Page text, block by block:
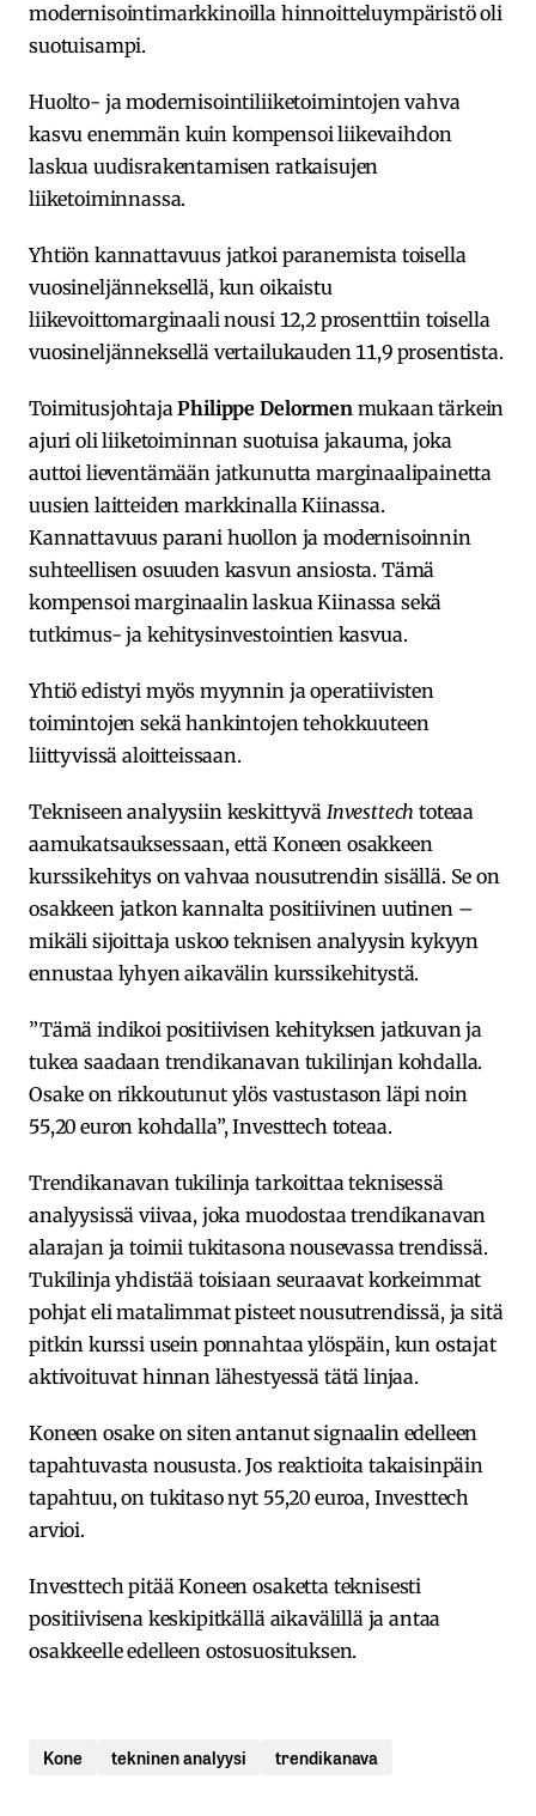
modernisointimarkkinoilla hinnoitteluympäristö oli
suotuisampi.
Huolto- ja modernisointiliiketoimintojen vahva
kasvu enemmän kuin kompensoi liikevaihdon
laskua uudisrakentamisen ratkaisujen
liiketoiminnassa.
Yhtiön kannattavuus jatkoi paranemista toisella
vuosineljänneksellä, kun oikaistu
liikevoittomarginaali nousi 12,2 prosenttiin toisella
vuosineljänneksellä vertailukauden 11,9 prosentista.
ToimitusjohtajaPhilippe Delormen mukaan tärkein
ajuri oli liiketoiminnan suotuisa jakauma, joka
auttoi lieventämään jatkunutta marginaalipainetta
uusien laitteiden markkinalla Kiinassa.
Kannattavuus parani huollon ja modernisoinnin
suhteellisen osuuden kasvun ansiosta. Tämä
kompensoi marginaalin laskua Kiinassa sekä
tutkimus- ja kehitysinvestointien kasvua.
Yhtiö edistyi myös myynnin ja operatiivisten
toimintojen sekä hankintojen tehokkuuteen
liittyvissä aloitteissaan.
Tekniseen analyysiin keskittyvä Investtech toteaa
aamukatsauksessaan, että Koneen osakkeen
kurssikehitys on vahvaa nousutrendin sisällä. Se on
osakkeen jatkon kannalta positiivinen uutinen –
mikäli sijoittaja uskoo teknisen analyysin kykyyn
ennustaa lyhyen aikavälin kurssikehitystä.
”Tämä indikoi positiivisen kehityksen jatkuvan ja
tukea saadaan trendikanavan tukilinjan kohdalla.
Osake on rikkoutunut ylös vastustason läpi noin
55,20 euron kohdalla”, Investtech toteaa.
Trendikanavan tukilinja tarkoittaa teknisessä
analyysissä viivaa, joka muodostaa trendikanavan
alarajan ja toimii tukitasona nousevassa trendissä.
Tukilinja yhdistää toisiaan seuraavat korkeimmat
pohjat eli matalimmat pisteet nousutrendissä, ja sitä
pitkin kurssi usein ponnahtaa ylöspäin, kun ostajat
aktivoituvat hinnan lähestyessä tätä linjaa.
Koneen osake on siten antanut signaalin edelleen
tapahtuvasta noususta. Jos reaktioita takaisinpäin
tapahtuu, on tukitaso nyt 55,20 euroa, Investtech
arvioi.
Investtech pitää Koneen osaketta teknisesti
positiivisena keskipitkällä aikavälillä ja antaa
osakkeelle edelleen ostosuosituksen.
Kone tekninen analyysi trendikanava